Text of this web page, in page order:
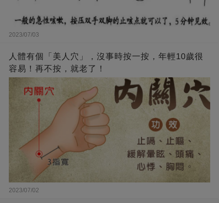
2023/07/03
人體有個「美人穴」，沒事時按一按，年輕10歲很
容易！再不按，就老了！
2023/07/02